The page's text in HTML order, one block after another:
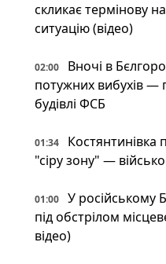
скликає термінову
ситуацію (відео)
02:00
Вночі в
потужних вибухів —
будівлі ФСБ
01:34
Костянтинівка
"сіру зону" —
01:00
У російському
під обстрілом
відео)